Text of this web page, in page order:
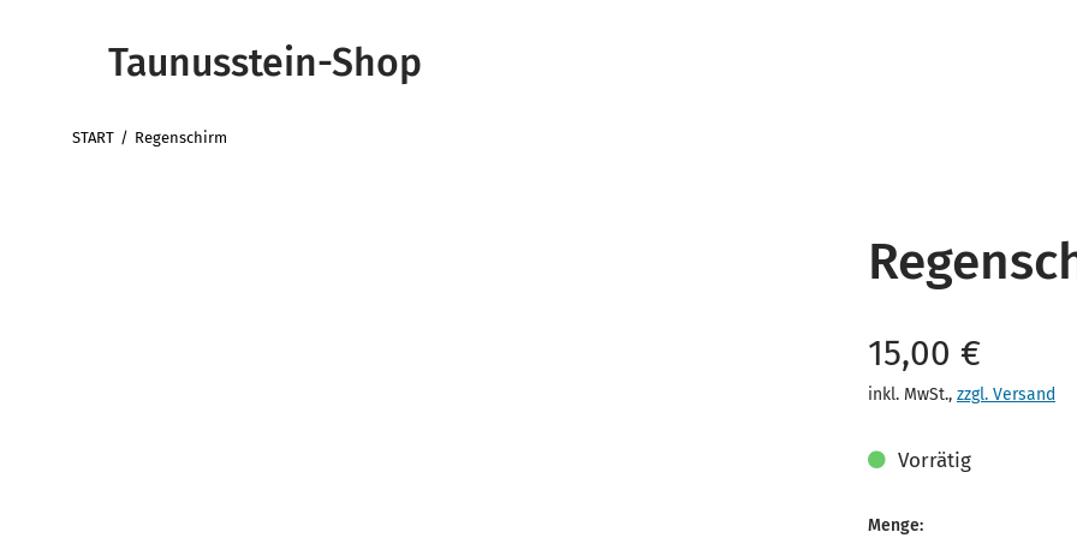
Taunusstein-Shop
START Regenschirm
15,00 €
inkl. MwSt., zzgl. Versand
Vorrätig
Menge: